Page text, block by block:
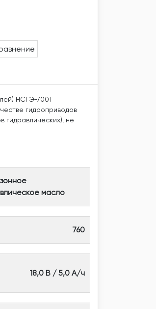
НСГЭ-700Т
гидроприводов
гидравлических), не
масло
760
18,0 В / 5,0 А/ч